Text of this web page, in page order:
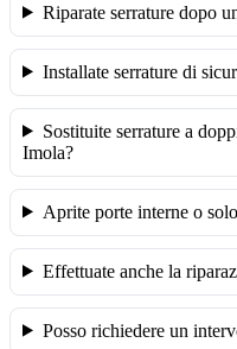
Riparate serrature dopo
Installate serrature di
Sostituite serrature a
Imola?
Aprite porte interne o
Effettuate anche la
Posso richiedere un